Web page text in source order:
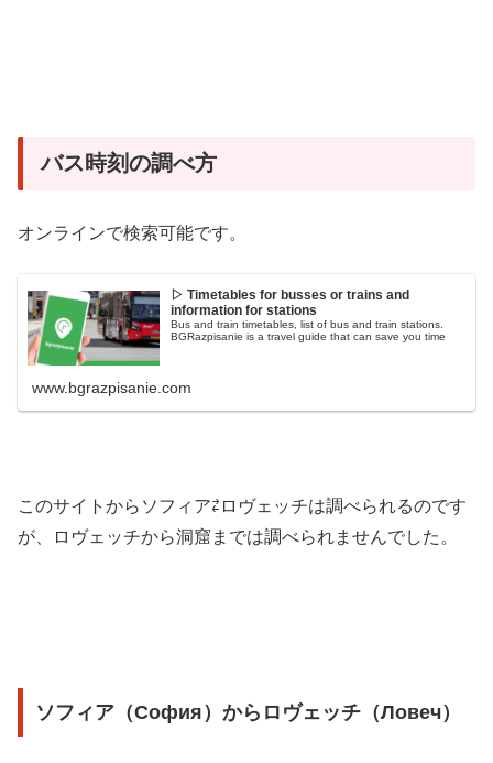
バス時刻の調べ方
オンラインで検索可能です。
▷ Timetables for busses or trains and
information for stations
Bus and train timetables, list of bus and train stations.
BGRazpisanie is a travel guide that can save you time
www.bgrazpisanie.com
このサイトからソフィア⇄ロヴェッチは調べられるのです
が、ロヴェッチから洞窟までは調べられませんでした。
ソフィア（София）からロヴェッチ（Ловеч）